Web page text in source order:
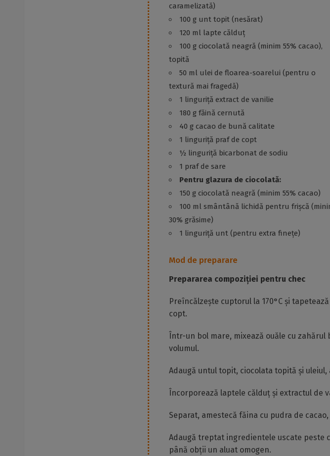
caramelizată)
100 g unt topit (nesărat)
120 ml lapte călduț
100 g ciocolată neagră (minim 55% cacao),
topită
50 ml ulei de floarea-soarelui (pentru o
textură mai fragedă)
1 linguriță extract de vanilie
180 g făină cernută
40 g cacao de bună calitate
1 linguriță praf de copt
½ linguriță bicarbonat de sodiu
1 praf de sare
Pentru glazura de ciocolată:
150 g ciocolată neagră (minim 55% cacao)
100 ml smântână lichidă pentru frișcă
30% grăsime)
1 linguriță unt (pentru extra finețe)
Mod de preparare
Prepararea compoziției pentru chec
Preîncălzește cuptorul la 170°C și
copt.
Într-un bol mare, mixează ouăle cu
volumul.
Adaugă untul topit, ciocolata topită și
Încorporează laptele călduț și extractul de
Separat, amestecă făina cu pudra de
Adaugă treptat ingredientele uscate peste
până obții un aluat omogen.